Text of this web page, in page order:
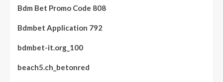
Bdm Bet Promo Code 808
Bdmbet Application 792
bdmbet-it.org_100
beach5.ch_betonred